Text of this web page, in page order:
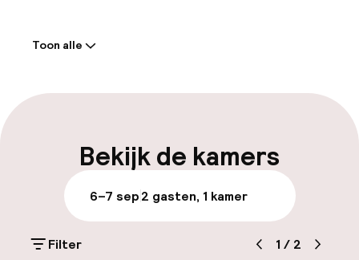
Meertalige medewerkers
Parkeren & mobiliteit
Openbaar parkeren
Toon alle
Bekijk de kamers
6–7 sep2 gasten, 1 kamer
Filter 1 / 2